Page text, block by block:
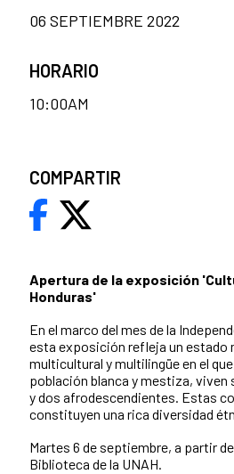
Apertura de la exposición
Honduras'
En el marco del mes de la
esta exposición refleja un estado
multicultural y multilingüe en el
población blanca y mestiza, viven
y dos afrodescendientes. Estas
constituyen una rica diversidad
Martes 6 de septiembre, a partir
Biblioteca de la UNAH.
06 SEPTIEMBRE 2022
HORARIO
10:00AM
COMPARTIR